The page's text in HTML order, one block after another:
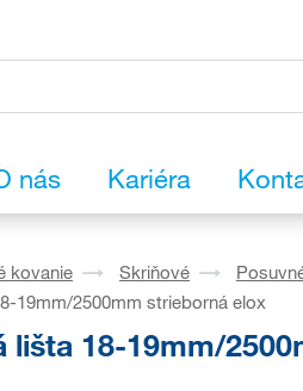
nás Kariéra
kovanie Skriňové
19mm/2500mm strieborná elox
lišta 18-19mm/